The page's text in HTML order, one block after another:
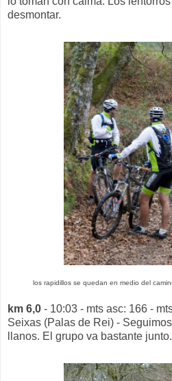
desmontar.
los rapidillos se quedan en medio del
km 6,0 - 10:03 - mts asc: 166 -
Seixas (Palas de Rei) -
llanos. El grupo va bastante junto.